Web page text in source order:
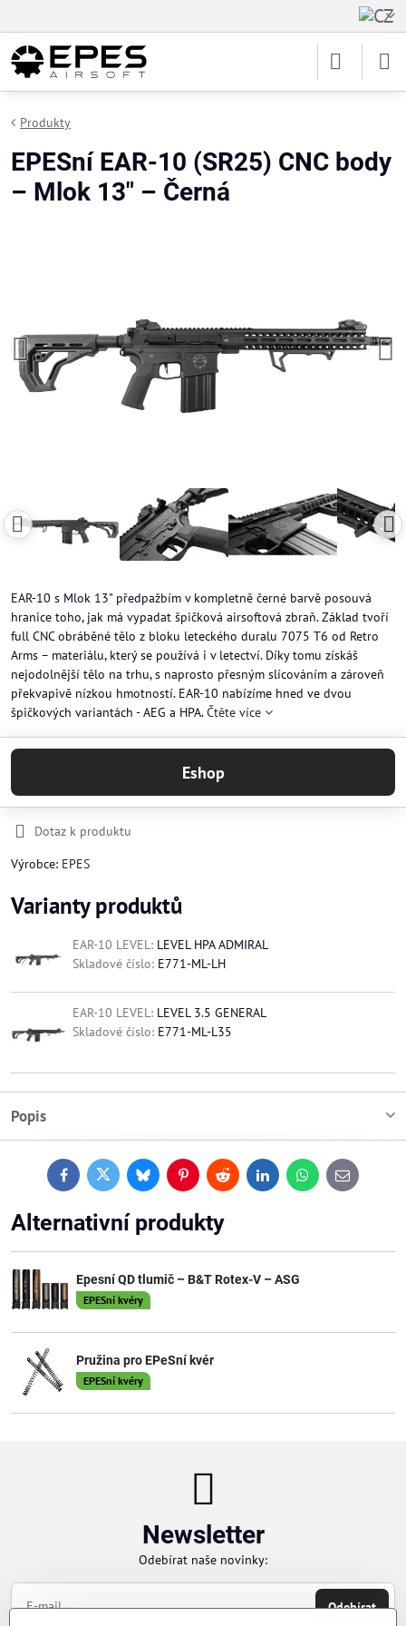
Produkty
EPESní EAR-10 (SR25) CNC body
– Mlok 13" – Černá
EAR-10 s Mlok 13" předpažbím v kompletně černé barvě posouvá
hranice toho, jak má vypadat špičková airsoftová zbraň. Základ tvoří
full CNC obráběné tělo z bloku leteckého duralu 7075 T6 od Retro
Arms – materiálu, který se používá i v letectví. Díky tomu získáš
nejodolnější tělo na trhu, s naprosto přesným slícováním a zároveň
překvapivě nízkou hmotností. EAR-10 nabízíme hned ve dvou
špičkových variantách - AEG a HPA.Čtěte více
Eshop
Dotaz k produktu
Výrobce: EPES
Varianty produktů
EAR-10 LEVEL: LEVEL HPA ADMIRAL
Skladové číslo: E771-ML-LH
EAR-10 LEVEL: LEVEL 3.5 GENERAL
Skladové číslo: E771-ML-L35
Popis
FacebookTwitterBlueskyPinterestReddit LinkedInWhatsApp
E-
mail
Alternativní produkty
Epesní QD tlumič – B&T Rotex-V – ASG
EPESní kvéry
Pružina pro EPeSní kvér
EPESní kvéry
Newsletter
Odebírat naše novinky:
Odebírat